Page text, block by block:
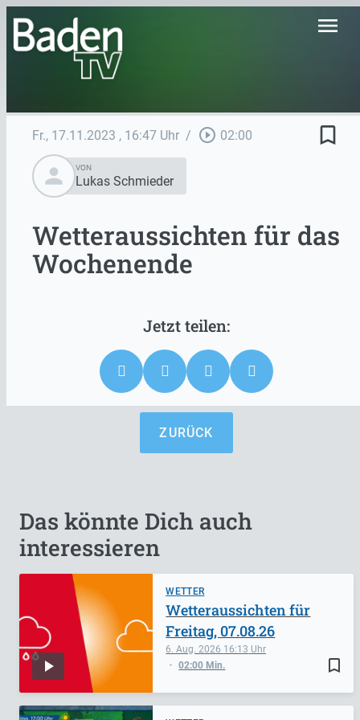
menu
Fr., 17.11.2023 , 16:47 Uhr / play_circle_outline 02:00
bookmark_border
person
VON
Lukas Schmieder
Wetteraussichten für das
Wochenende
ZURÜCK
Das könnte Dich auch
interessieren
WETTER
bookmark_border
6. Aug. 2026 16:13
02:00 Min.
Wetteraussichten für
Freitag, 07.08.26